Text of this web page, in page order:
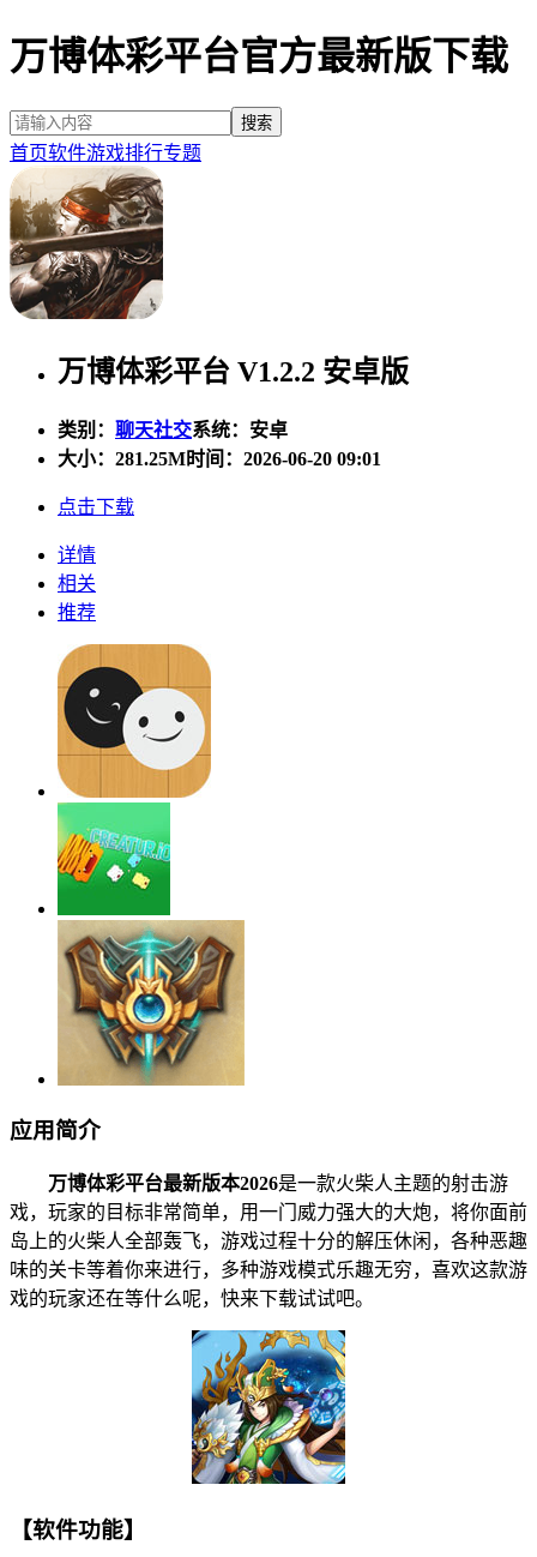
万博体彩平台官方最新版下载
首页软件游戏排行专题
万博体彩平台 V1.2.2 安卓版
类别： 聊天社交系统：安卓
大小： 281.25M时间：2026-06-20 09:01
点击下载
详情
相关
推荐
应用简介
万博体彩平台最新版本2026是一款火柴人主题的射击游
戏，玩家的目标非常简单，用一门威力强大的大炮，将你面前
岛上的火柴人全部轰飞，游戏过程十分的解压休闲，各种恶趣
味的关卡等着你来进行，多种游戏模式乐趣无穷，喜欢这款游
戏的玩家还在等什么呢，快来下载试试吧。
【软件功能】